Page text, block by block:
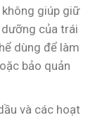
không giúp giữ
của trái
dùng để làm
bảo quản
và các hoạt